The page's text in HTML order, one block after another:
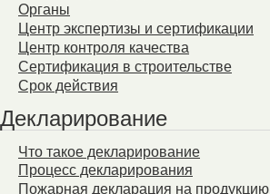
Органы
Центр экспертизы и сертификации
Центр контроля качества
Сертификация в строительстве
Срок действия
Декларирование
Что такое декларирование
Процесс декларирования
Пожарная декларация на продукцию